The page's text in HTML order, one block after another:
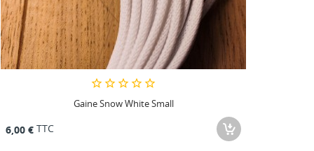
Gaine Snow White Small
6,00 € TTC